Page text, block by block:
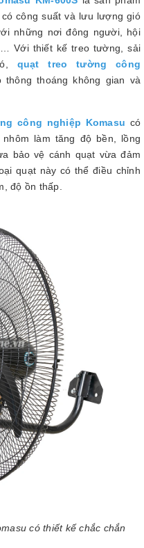
công suất và lưu lượng gió
những nơi đông người, hội
Với thiết kế treo tường, sải
quạt treo tường công
thông thoáng không gian và
công nghiệp Komasu có
làm tăng độ bền, lồng
bảo vệ cánh quạt vừa đảm
quạt này có thể điều chỉnh
độ ồn thấp.
có thiết kế chắc chắn